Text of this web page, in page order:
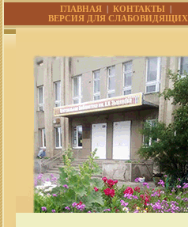
ГЛАВНАЯ |КОНТАКТЫ |
ВЕРСИЯ ДЛЯ СЛАБОВИДЯЩИХ